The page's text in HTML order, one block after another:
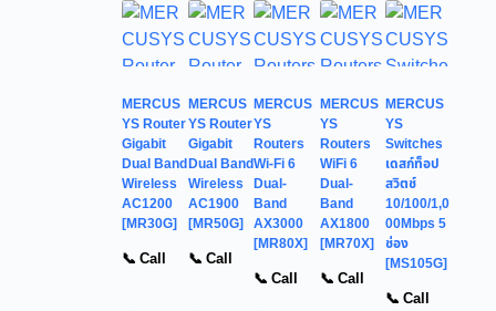
MERCUS
YS Router
Gigabit
Dual Band
Wireless
AC1200
[MR30G]
📞 Call
MERCUS
YS Router
Gigabit
Dual Band
Wireless
AC1900
[MR50G]
📞 Call
MERCUS
YS
Routers
Wi-Fi 6
Dual-
Band
AX3000
[MR80X]
📞 Call
MERCUS
YS
Routers
WiFi 6
Dual-
Band
AX1800
[MR70X]
📞 Call
MERCUS
YS
Switches
เดสก์ท็อป
สวิตช์
10/100/1,0
00Mbps 5
ช่อง
[MS105G]
📞 Call